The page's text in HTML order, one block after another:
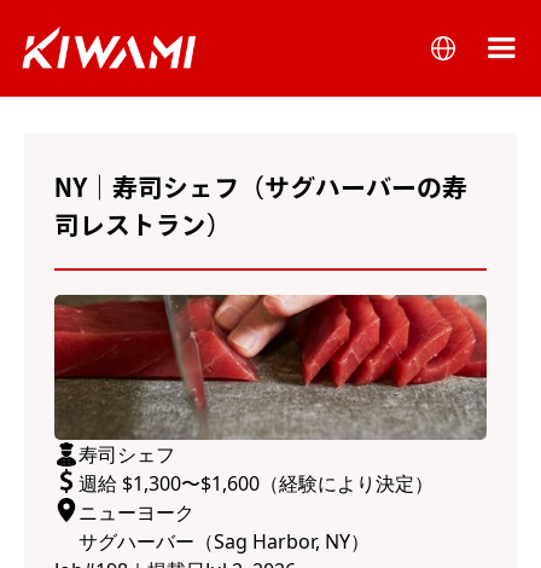
NY｜寿司シェフ（サグハーバーの寿
司レストラン）
寿司シェフ
週給 $1,300〜$1,600（経験により決定）
ニューヨーク
サグハーバー（Sag Harbor, NY）